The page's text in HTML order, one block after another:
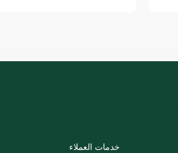
خدمات العملاء